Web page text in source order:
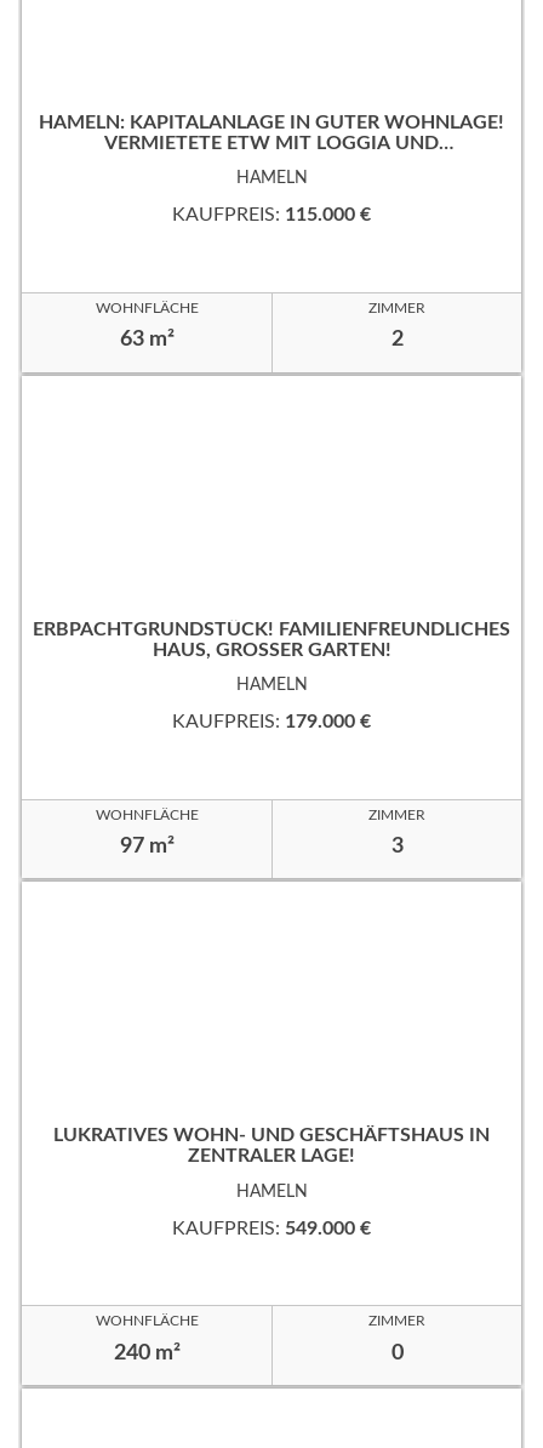
HAMELN: KAPITALANLAGE IN GUTER WOHNLAGE!
VERMIETETE ETW MIT LOGGIA UND
HAMELN
KAUFPREIS: 115.000 €
WOHNFLÄCHE
63 m²
ZIMMER
2
ERBPACHTGRUNDSTÜCK! FAMILIENFREUNDLICHES
HAUS, GROSSER GARTEN!
HAMELN
KAUFPREIS: 179.000 €
WOHNFLÄCHE
97 m²
ZIMMER
3
LUKRATIVES WOHN- UND GESCHÄFTSHAUS IN
ZENTRALER LAGE!
HAMELN
KAUFPREIS: 549.000 €
WOHNFLÄCHE
240 m²
ZIMMER
0